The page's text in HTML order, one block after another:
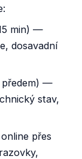
min) —
dosavadní
předem) —
stav,
přes